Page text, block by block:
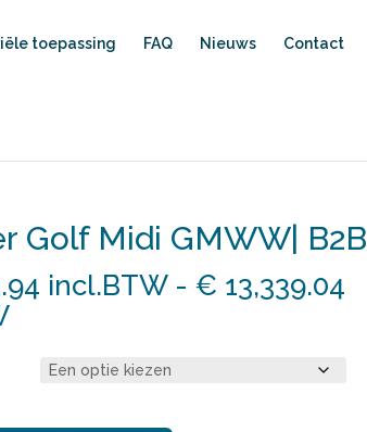
toepassing FAQ Nieuws Contact
Golf Midi GMWW| B2B
incl.BTW - € 13,339.04
Prijsklasse:
incl.BTW